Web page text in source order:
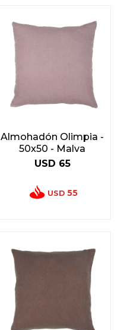
Almohadón Olimpia -
50x50 - Malva
USD 65
USD 55